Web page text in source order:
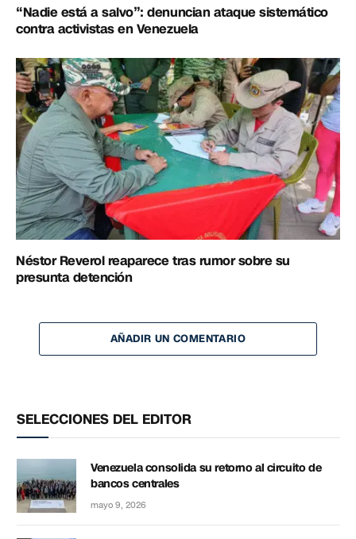
“Nadie está a salvo”: denuncian ataque sistemático
contra activistas en Venezuela
Néstor Reverol reaparece tras rumor sobre su
presunta detención
AÑADIR UN COMENTARIO
SELECCIONES DEL EDITOR
Venezuela consolida su retorno al circuito de
bancos centrales
mayo 9, 2026